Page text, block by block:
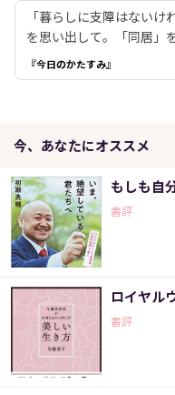
「暮らしに支障はないけ
を思い出して。「同居」
『今日のかたすみ』
今、あなたにオススメ
もしも自
書評
ロイヤル
書評